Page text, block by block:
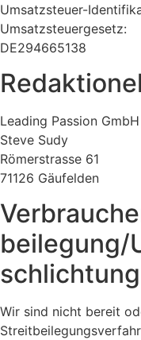
Umsatzsteuer-
Umsatzsteuergesetz:
DE294665138
Leading Passion GmbH
Steve Sudy
Römerstrasse 61
71126 Gäufelden
Wir sind nicht bereit